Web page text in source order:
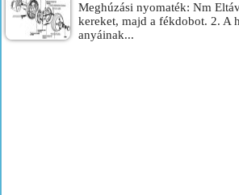
Meghúzási nyomaték: Nm
kereket, majd a fékdobot. 2. A
anyáinak...